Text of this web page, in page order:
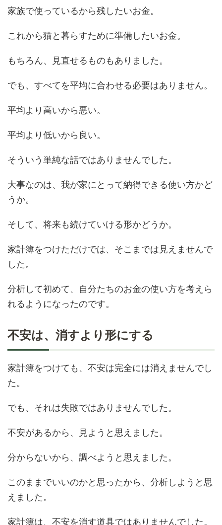
家族で使っているから残したいお金。
これから猫と暮らすために準備したいお金。
もちろん、見直せるものもありました。
でも、すべてを平均に合わせる必要はありません。
平均より高いから悪い。
平均より低いから良い。
そういう単純な話ではありませんでした。
大事なのは、我が家にとって納得できる使い方かど
うか。
そして、将来も続けていける形かどうか。
家計簿をつけただけでは、そこまでは見えませんで
した。
分析して初めて、自分たちのお金の使い方を考えら
れるようになったのです。
不安は、消すより形にする
家計簿をつけても、不安は完全には消えませんでし
た。
でも、それは失敗ではありませんでした。
不安があるから、見ようと思えました。
分からないから、調べようと思えました。
このままでいいのかと思ったから、分析しようと思
えました。
家計簿は、不安を消す道具ではありませんでした。